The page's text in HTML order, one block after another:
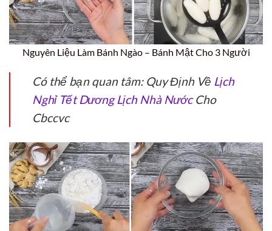
Nguyên Liệu Làm Bánh Ngào – Bánh Mật Cho 3 Người
Có thể bạn quan tâm: Quy Định Về Lịch
Nghỉ Tết Dương Lịch Nhà NướcCho
Cbccvc